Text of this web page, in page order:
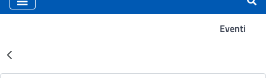
Eventi
Risultati della Ricerca -